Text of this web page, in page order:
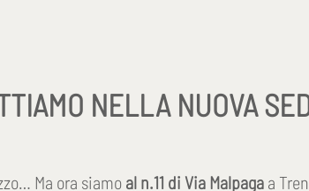
NELLA NUOVA
Ma ora siamo al n.11 di Via Malpaga a